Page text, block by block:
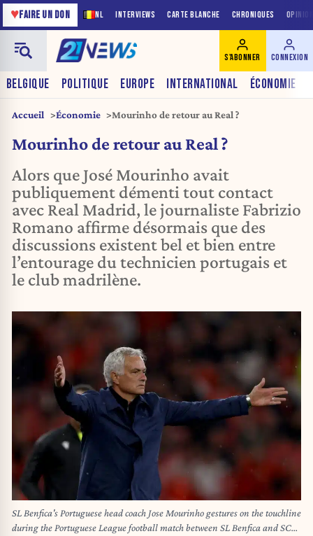
NL INTERVIEWS CARTE BLANCHE CHRONIQUES
♥FAIRE UN DON
BELGIQUE POLITIQUE EUROPE INTERNATIONAL ÉCONOMIE
S'ABONNER CONNEXION
Accueil Économie Mourinho de retour au Real ?
Mourinho de retour au Real ?
Alors que José Mourinho avait
publiquement démenti tout contact
avec Real Madrid, le journaliste Fabrizio
Romano affirme désormais que des
discussions existent bel et bien entre
l’entourage du technicien portugais et
le club madrilène.
SL Benfica's Portuguese head coach Jose Mourinho gestures on the touchline
during the Portuguese League football match between SL Benfica and SC